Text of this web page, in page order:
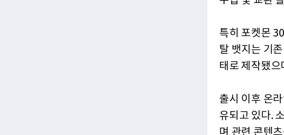
특히 포켓몬
탈 뱃지는 기
태로 제작됐
출시 이후 온
유되고 있다.
며 관련 콘텐